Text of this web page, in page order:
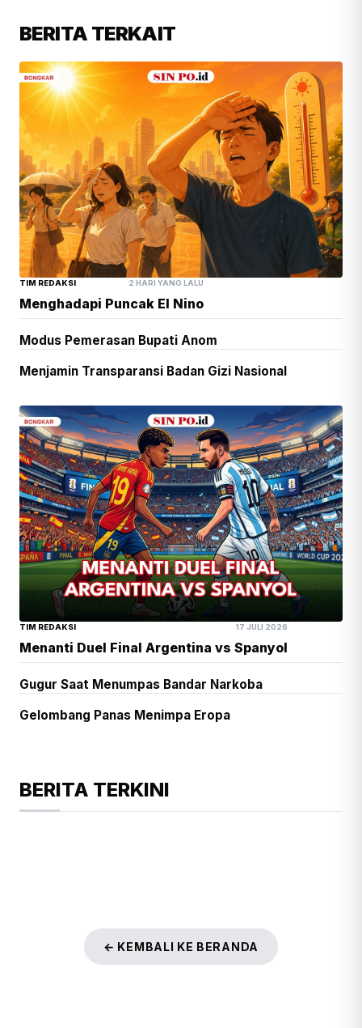
BERITA TERKAIT
TIM REDAKSI 2 HARI YANG LALU
Menghadapi Puncak El Nino
Modus Pemerasan Bupati Anom
Menjamin Transparansi Badan Gizi Nasional
TIM REDAKSI 17 JULI 2026
Menanti Duel Final Argentina vs Spanyol
Gugur Saat Menumpas Bandar Narkoba
Gelombang Panas Menimpa Eropa
BERITA TERKINI
← KEMBALI KE BERANDA